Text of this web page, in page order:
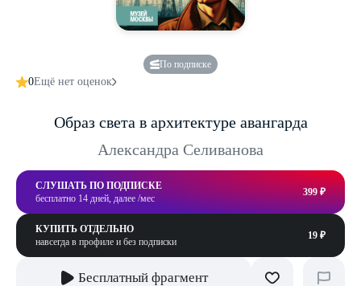
По подписке
0Ещё нет оценок
Образ света в архитектуре авангарда
Александра Селиванова
СЛУШАТЬ ПО ПОДПИСКЕ
бесплатно 14 дней, далее /мес
399 ₽
КУПИТЬ ОТДЕЛЬНО
навсегда в профиле и без подписки
19 ₽
Бесплатный фрагмент